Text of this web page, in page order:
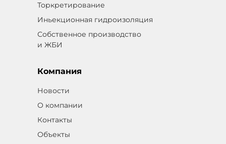
Компания
Новости
О компании
Контакты
Объекты
Торкретирование
Иньекционная гидроизоляция
Собственное производство
и ЖБИ